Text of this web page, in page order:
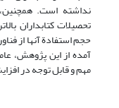
نداشته است.
تحصیلات کتابداران
حجم استفادة آنها از
آمده از این پژوهش،
مهم و قابل توجه در افزایش